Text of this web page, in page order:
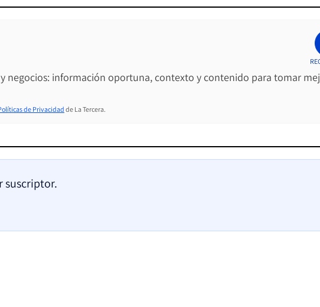
negocios: información oportuna, contexto y contenido para tomar
de Privacidad de La Tercera.
suscriptor.